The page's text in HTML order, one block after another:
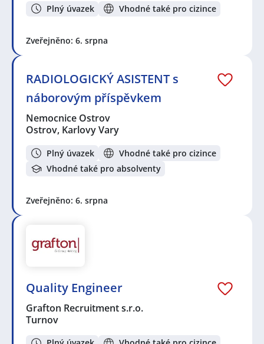
Plný úvazek Vhodné také pro cizince
Zveřejněno: 6. srpna
RADIOLOGICKÝ ASISTENT s
náborovým příspěvkem
Nemocnice Ostrov
Ostrov, Karlovy Vary
Plný úvazek
Vhodné také pro cizince
Vhodné také pro absolventy
Zveřejněno: 6. srpna
Quality Engineer
Grafton Recruitment s.r.o.
Turnov